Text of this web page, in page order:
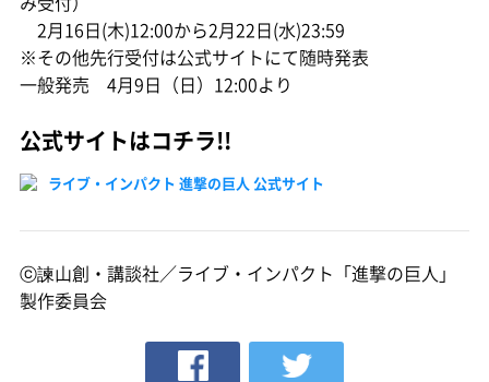
2月16日(木)12:00から2月22日(水)23:59
※その他先行受付は公式サイトにて随時発表
一般発売 4月9日（日）12:00より
公式サイトはコチラ!!
ライブ・インパクト 進撃の巨人 公式サイト
ⓒ諫山創・講談社／ライブ・インパクト「進撃の巨人」
製作委員会